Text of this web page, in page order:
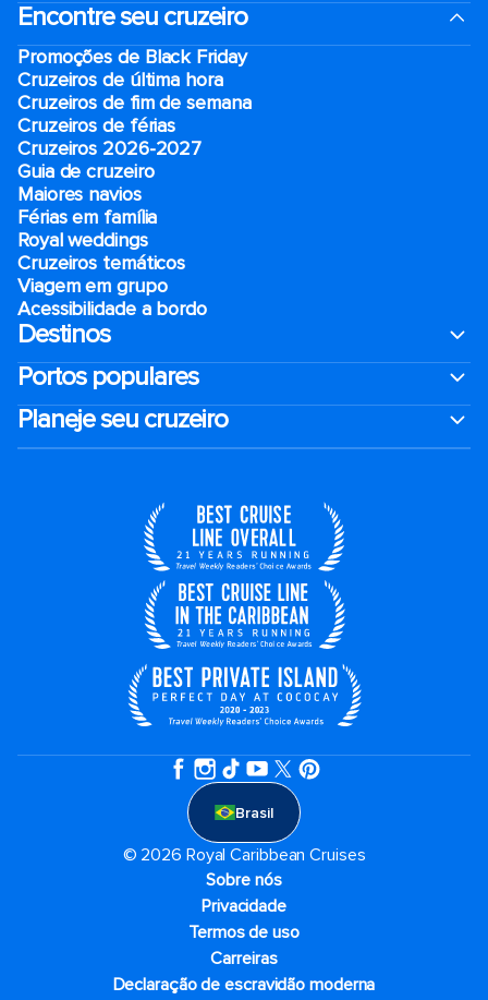
Encontre seu cruzeiro
Promoções de Black Friday
Cruzeiros de última hora
Cruzeiros de fim de semana
Cruzeiros de férias
Cruzeiros 2026-2027
Guia de cruzeiro
Maiores navios
Férias em família
Royal weddings
Cruzeiros temáticos
Viagem em grupo
Acessibilidade a bordo
Destinos
Portos populares
Planeje seu cruzeiro
Brasil
© 2026 Royal Caribbean Cruises
Sobre nós
Privacidade
Termos de uso
Carreiras
Declaração de escravidão moderna